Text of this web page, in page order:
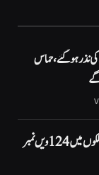
دان کی نذر ہوگئے، حماس
پاکستان میں جمہوریت کا زوال 165 ملکوں میں 124ویں نمبر